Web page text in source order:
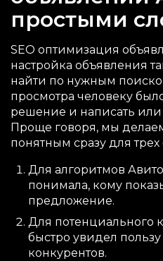
простыми
SEO оптимизация
настройка объявления
найти по нужным
просмотра человеку
решение и написать или
Проще говоря, мы
понятным сразу для трех
Для алгоритмов
понимала, кому
предложение.
Для потенциального
быстро увидел
конкурентов.